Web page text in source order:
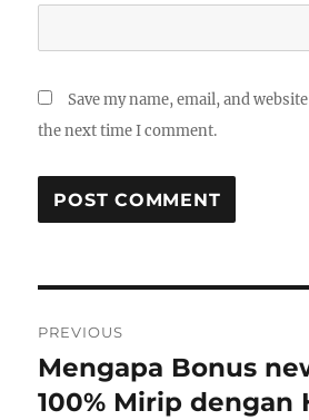
Save my name, email, and
the next time I comment.
navigation
PREVIOUS
Previous
post:
Mengapa Bonus
100% Mirip dengan